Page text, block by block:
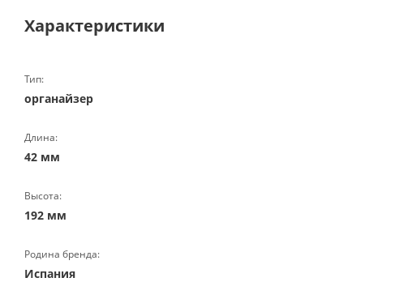
Характеристики
Тип:
органайзер
Длина:
42 мм
Высота:
192 мм
Родина бренда:
Испания